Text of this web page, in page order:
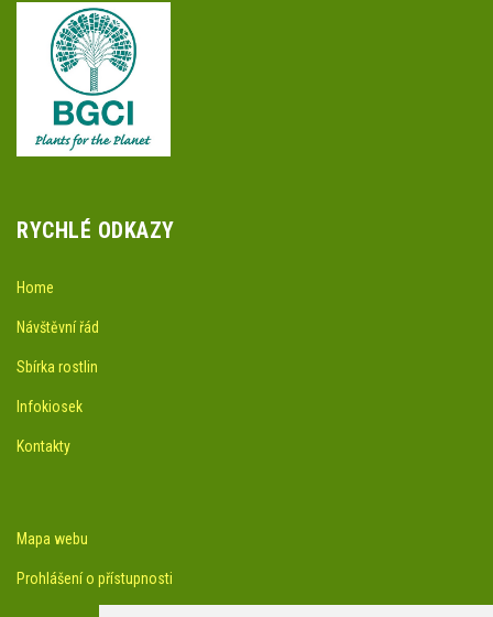
RYCHLÉ ODKAZY
Home
Návštěvní řád
Sbírka rostlin
Infokiosek
Kontakty
Mapa webu
Prohlášení o přístupnosti